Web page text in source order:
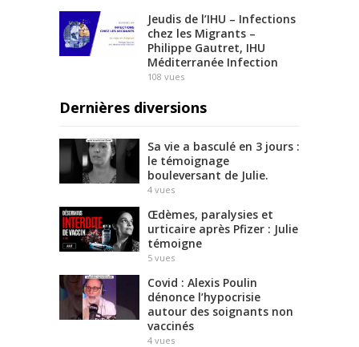
Jeudis de l’IHU – Infections
chez les Migrants –
Philippe Gautret, IHU
Méditerranée Infection
108 vues
Dernières diversions
Sa vie a basculé en 3 jours :
le témoignage
bouleversant de Julie.
4 vues
Œdèmes, paralysies et
urticaire après Pfizer : Julie
témoigne
5 vues
Covid : Alexis Poulin
dénonce l’hypocrisie
autour des soignants non
vaccinés
4 vues